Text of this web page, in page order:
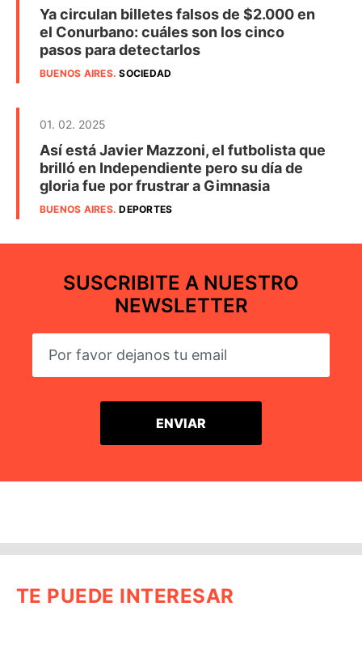
Ya circulan billetes falsos de $2.000 en
el Conurbano: cuáles son los cinco
pasos para detectarlos
BUENOS AIRES.SOCIEDAD
01. 02. 2025
Así está Javier Mazzoni, el futbolista que
brilló en Independiente pero su día de
gloria fue por frustrar a Gimnasia
BUENOS AIRES.DEPORTES
SUSCRIBITE A NUESTRO
NEWSLETTER
TE PUEDE INTERESAR